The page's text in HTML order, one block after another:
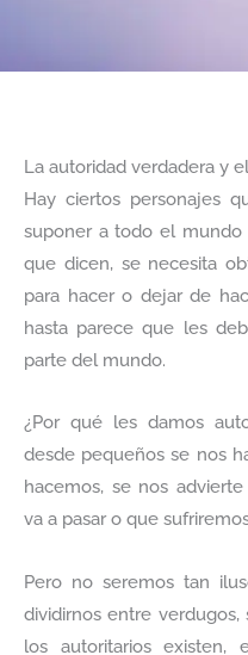
La autoridad verdadera y
Hay ciertos personajes
suponer a todo el
que dicen, se necesita
para hacer o dejar de
hasta parece que les
parte del mundo.
¿Por qué les damos
desde pequeños se nos
hacemos, se nos
va a pasar o que
Pero no seremos tan
dividirnos entre verdugos,
los autoritarios existen,